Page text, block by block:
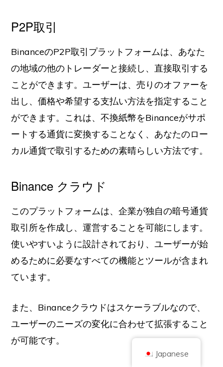
P2P取引
BinanceのP2P取引プラットフォームは、あなた
の地域の他のトレーダーと接続し、直接取引する
ことができます。ユーザーは、売りのオファーを
出し、価格や希望する支払い方法を指定すること
ができます。これは、不換紙幣をBinanceがサポ
ートする通貨に変換することなく、あなたのロー
カル通貨で取引するための素晴らしい方法です。
Binance クラウド
このプラットフォームは、企業が独自の暗号通貨
取引所を作成し、運営することを可能にします。
使いやすいように設計されており、ユーザーが始
めるために必要なすべての機能とツールが含まれ
ています。
また、Binanceクラウドはスケーラブルなので、
ユーザーのニーズの変化に合わせて拡張すること
が可能です。
著作権 © 2026 ブリリアント・ブリティッシュ社（Coinキックオフとして取
会社番号 10490224
住所2階 167-169 Great Portland Street, London, United Kingdom, W1W
コンテンツは情報提供を目的としたものであり、投資アドバイスではありま
せん。過去の実績は将来の結果を示唆するものではありません。暗号通貨へ
ん。暗号通貨への投資にはリスクが伴い、暗号通貨は価値が上がることもあ
れば、一部または全部の価値を失うこともあります。暗号通貨の販売による
利益にはキャピタルゲイン税が適用される場合があります。
ホーム について プライバシーポリシー お問い合わせ
Japanese